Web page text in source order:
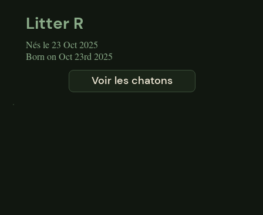
Litter R
Nés le 23 Oct 2025
Born on Oct 23rd 2025
Voir les chatons